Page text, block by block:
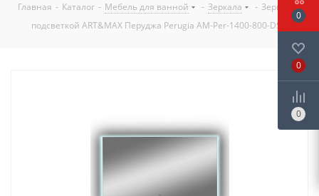
Главная - Каталог - Мебель для ванной - Зеркала - Зеркало с
подсветкой ART&MAX Перуджа Perugia AM-Per-1400-800-DS-F
0
0
0